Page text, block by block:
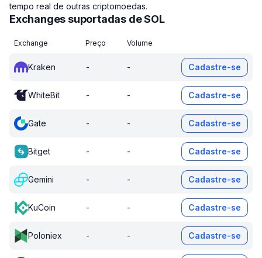
tempo real de outras criptomoedas.
Exchanges suportadas de SOL
Exchange Preço Volume
Kraken - - Cadastre-se
WhiteBit - - Cadastre-se
Gate - - Cadastre-se
Bitget - - Cadastre-se
Gemini - - Cadastre-se
KuCoin - - Cadastre-se
Poloniex - - Cadastre-se